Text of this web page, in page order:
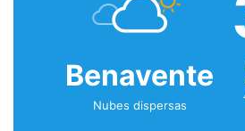
Benavente
Nubes dispersas